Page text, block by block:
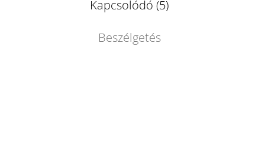
Kapcsolódó (5)
Beszélgetés